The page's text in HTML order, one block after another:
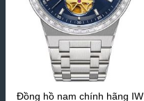
Đồng hồ nam chính hãng IW